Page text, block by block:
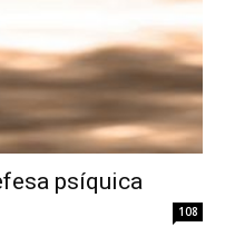
psíquica
108